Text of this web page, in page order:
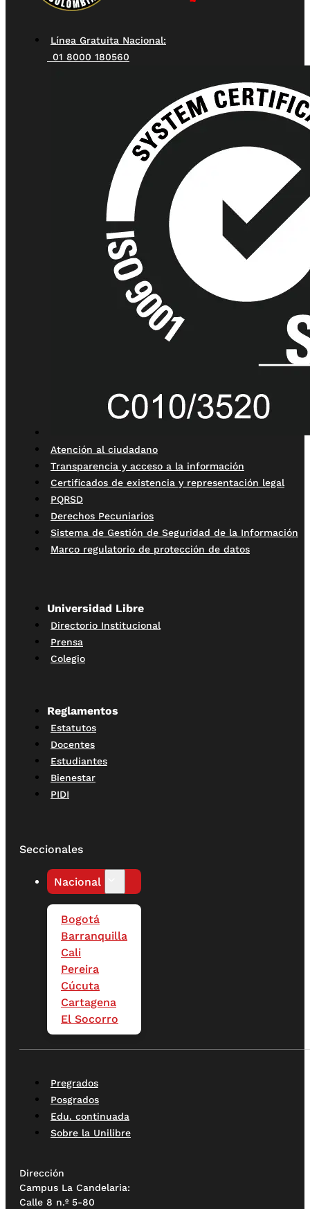
Línea Gratuita Nacional:
01 8000 180560
Atención al ciudadano
Transparencia y acceso a la información
Certificados de existencia y representación legal
PQRSD
Derechos Pecuniarios
Sistema de Gestión de Seguridad de la Información
Marco regulatorio de protección de datos
Universidad Libre
Directorio Institucional
Prensa
Colegio
Reglamentos
Estatutos
Docentes
Estudiantes
Bienestar
PIDI
Seccionales
Nacional
Bogotá
Barranquilla
Cali
Pereira
Cúcuta
Cartagena
El Socorro
Pregrados
Posgrados
Edu. continuada
Sobre la Unilibre
Dirección
Campus La Candelaria:
Calle 8 n.º 5-80